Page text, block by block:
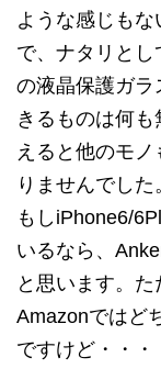
ような感じも
で、ナタリと
の液晶保護ガ
きるものは何
えると他のモ
りませんでした
もしiPhone6/
いるなら、
と思います。
Amazonではど
ですけど・・・